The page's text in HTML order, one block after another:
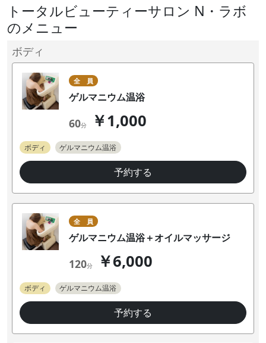
トータルビューティーサロン N・ラボ
のメニュー
ボディ
全 員
ゲルマニウム温浴
60分 ￥1,000
ボディ ゲルマニウム温浴
予約する
全 員
ゲルマニウム温浴＋オイルマッサージ
120分 ￥6,000
ボディ ゲルマニウム温浴
予約する